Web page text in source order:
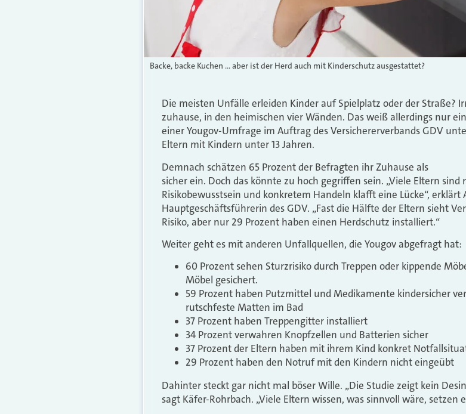
Backe, backe Kuchen … aber ist der Herd auch mit Kinderschutz ausgestattet?
Die meisten Unfälle erleiden Kinder auf Spielplatz oder der Straße?
zuhause, in den heimischen vier Wänden. Das weiß allerdings nur
einer Yougov-Umfrage im Auftrag des Versichererverbands GDV
Eltern mit Kindern unter 13 Jahren.
Demnach schätzen 65 Prozent der Befragten ihr Zuhause als
sicher ein. Doch das könnte zu hoch gegriffen sein. „Viele Eltern sind
Risikobewusstsein und konkretem Handeln klafft eine Lücke“,
Hauptgeschäftsführerin des GDV. „Fast die Hälfte der Eltern sieht
Risiko, aber nur 29 Prozent haben einen Herdschutz installiert.“
Weiter geht es mit anderen Unfallquellen, die Yougov abgefragt hat:
60 Prozent sehen Sturzrisiko durch Treppen oder kippende
Möbel gesichert.
59 Prozent haben Putzmittel und Medikamente kindersicher
rutschfeste Matten im Bad
37 Prozent haben Treppengitter installiert
34 Prozent verwahren Knopfzellen und Batterien sicher
37 Prozent der Eltern haben mit ihrem Kind konkret
29 Prozent haben den Notruf mit den Kindern nicht eingeübt
Dahinter steckt gar nicht mal böser Wille. „Die Studie zeigt kein
sagt Käfer-Rohrbach. „Viele Eltern wissen, was sinnvoll wäre,